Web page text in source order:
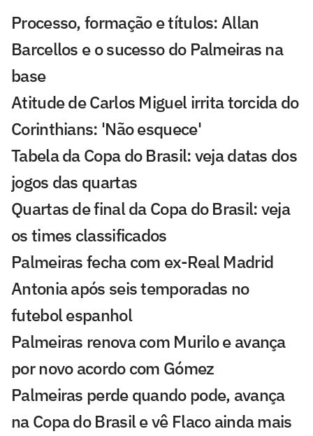
Processo, formação e títulos: Allan
Barcellos e o sucesso do Palmeiras na
base
Atitude de Carlos Miguel irrita torcida do
Corinthians: 'Não esquece'
Tabela da Copa do Brasil: veja datas dos
jogos das quartas
Quartas de final da Copa do Brasil: veja
os times classificados
Palmeiras fecha com ex-Real Madrid
Antonia após seis temporadas no
futebol espanhol
Palmeiras renova com Murilo e avança
por novo acordo com Gómez
Palmeiras perde quando pode, avança
na Copa do Brasil e vê Flaco ainda mais